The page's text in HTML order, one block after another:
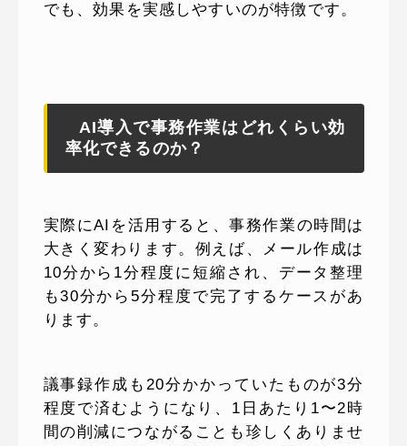
でも、効果を実感しやすいのが特徴です。
AI導入で事務作業はどれくらい効
率化できるのか？
実際にAIを活用すると、事務作業の時間は
大きく変わります。例えば、メール作成は
10分から1分程度に短縮され、データ整理
も30分から5分程度で完了するケースがあ
ります。
議事録作成も20分かかっていたものが3分
程度で済むようになり、1日あたり1〜2時
間の削減につながることも珍しくありませ